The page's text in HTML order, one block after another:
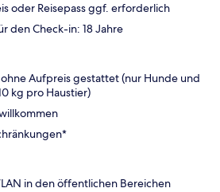
oder Reisepass ggf. erforderlich
den Check-in: 18 Jahre
Aufpreis gestattet (nur Hunde und
kg pro Haustier)
in den öffentlichen Bereichen